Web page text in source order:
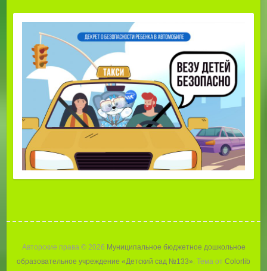
Авторские права © 2026 Муниципальное бюджетное дошкольное
образовательное учреждение «Детский сад №133». Тема от Colorlib